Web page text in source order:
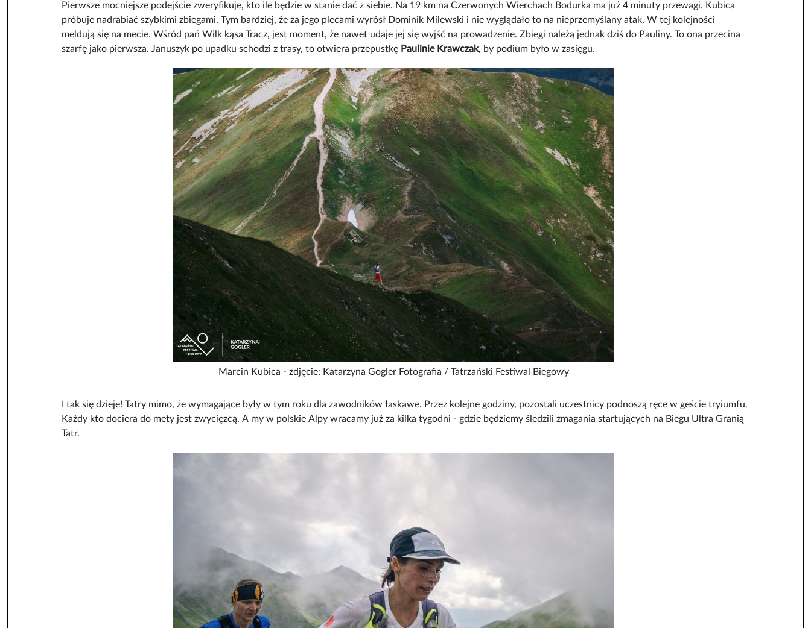
Pierwsze mocniejsze podejście zweryfikuje, kto ile będzie w stanie dać z siebie. Na 19 km na Czerwonych Wierchach Bodurka ma już 4 minuty przewagi. Kubica
próbuje nadrabiać szybkimi zbiegami. Tym bardziej, że za jego plecami wyrósł Dominik Milewski i nie wyglądało to na nieprzemyślany atak. W tej kolejności
meldują się na mecie. Wśród pań Wilk kąsa Tracz, jest moment, że nawet udaje jej się wyjść na prowadzenie. Zbiegi należą jednak dziś do Pauliny. To ona przecina
szarfę jako pierwsza. Januszyk po upadku schodzi z trasy, to otwiera przepustkę Paulinie Krawczak, by podium było w zasięgu.
Marcin Kubica - zdjęcie: Katarzyna Gogler Fotografia / Tatrzański Festiwal Biegowy
I tak się dzieje! Tatry mimo, że wymagające były w tym roku dla zawodników łaskawe. Przez kolejne godziny, pozostali uczestnicy podnoszą ręce w geście tryiumfu.
Każdy kto dociera do mety jest zwycięzcą. A my w polskie Alpy wracamy już za kilka tygodni - gdzie będziemy śledzili zmagania startujących na Biegu Ultra Granią
Tatr.